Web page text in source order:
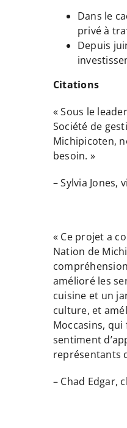
Dans le
privé à
Depuis
Citations
« Sous le
Société de
Michipicoten,
besoin. »
– Sylvia
« Ce projet a
Nation de
amélioré les
cuisine et un
culture, et
Moccasins,
sentiment
représentants
– Chad Edgar,